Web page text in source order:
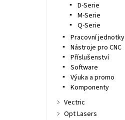
D-Serie
M-Serie
Q-Serie
Pracovní jednotky
Nástroje pro CNC
Příslušenství
Software
Výuka a promo
Komponenty
Vectric
Opt Lasers